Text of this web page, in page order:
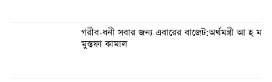
গরীব-ধনী সবার জন্য এবারের বাজেট:অর্থমন্ত্রী আ হ ম
মুস্তফা কামাল